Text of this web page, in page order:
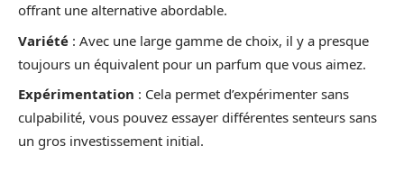
offrant une alternative abordable.
Variété : Avec une large gamme de choix, il y a presque
toujours un équivalent pour un parfum que vous aimez.
Expérimentation : Cela permet d’expérimenter sans
culpabilité, vous pouvez essayer différentes senteurs sans
un gros investissement initial.